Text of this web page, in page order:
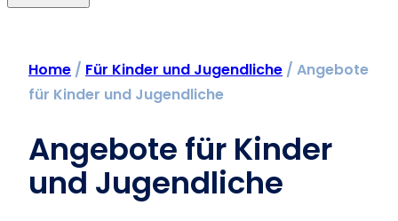
Home / Für Kinder und Jugendliche / Angebote
für Kinder und Jugendliche
Angebote für Kinder
und Jugendliche